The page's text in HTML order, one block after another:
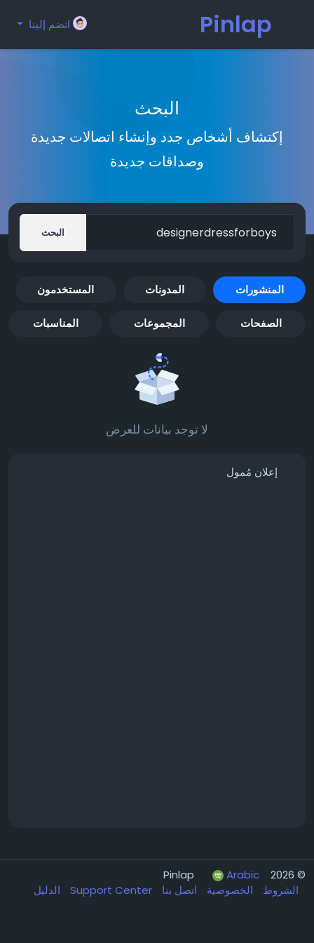
Pinlap انضم إلينا
البحث
إكتشاف أشخاص جدد وإنشاء اتصالات جديدة
وصداقات جديدة
البحث
المنشورات المدونات المستخدمون
الصفحات المجموعات المناسبات
لا توجد بيانات للعرض
إعلان مُمول
© 2026 Pinlap
Arabic
الشروط
الخصوصية اتصل بنا Support Center الدليل